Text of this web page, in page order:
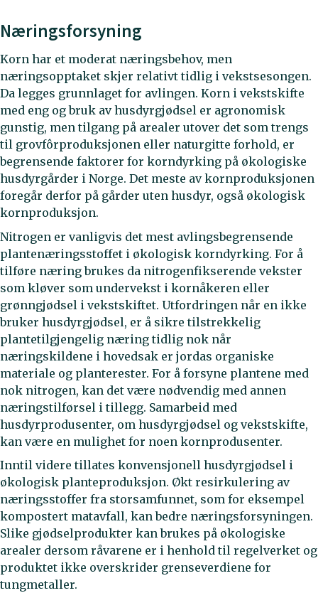
Næringsforsyning
Korn har et moderat næringsbehov, men
næringsopptaket skjer relativt tidlig i vekstsesongen.
Da legges grunnlaget for avlingen. Korn i vekstskifte
med eng og bruk av husdyrgjødsel er agronomisk
gunstig, men tilgang på arealer utover det som trengs
til grovfôrproduksjonen eller naturgitte forhold, er
begrensende faktorer for korndyrking på økologiske
husdyrgårder i Norge. Det meste av kornproduksjonen
foregår derfor på gårder uten husdyr, også økologisk
kornproduksjon.
Nitrogen er vanligvis det mest avlingsbegrensende
plantenæringsstoffet i økologisk korndyrking. For å
tilføre næring brukes da nitrogenfikserende vekster
som kløver som undervekst i kornåkeren eller
grønngjødsel i vekstskiftet. Utfordringen når en ikke
bruker husdyrgjødsel, er å sikre tilstrekkelig
plantetilgjengelig næring tidlig nok når
næringskildene i hovedsak er jordas organiske
materiale og planterester. For å forsyne plantene med
nok nitrogen, kan det være nødvendig med annen
næringstilførsel i tillegg. Samarbeid med
husdyrprodusenter, om husdyrgjødsel og vekstskifte,
kan være en mulighet for noen kornprodusenter.
Inntil videre tillates konvensjonell husdyrgjødsel i
økologisk planteproduksjon. Økt resirkulering av
næringsstoffer fra storsamfunnet, som for eksempel
kompostert matavfall, kan bedre næringsforsyningen.
Slike gjødselprodukter kan brukes på økologiske
arealer dersom råvarene er i henhold til regelverket og
produktet ikke overskrider grenseverdiene for
tungmetaller.